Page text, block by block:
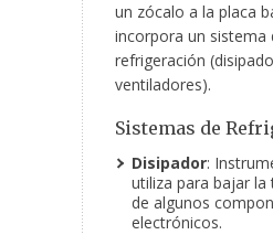
un zócalo a la placa
incorpora un sistema
refrigeración
ventiladores).
Sistemas de
Disipador:
utiliza para bajar la
de algunos
electrónicos.